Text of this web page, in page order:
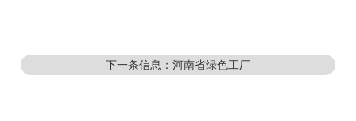
下一条信息：河南省绿色工厂